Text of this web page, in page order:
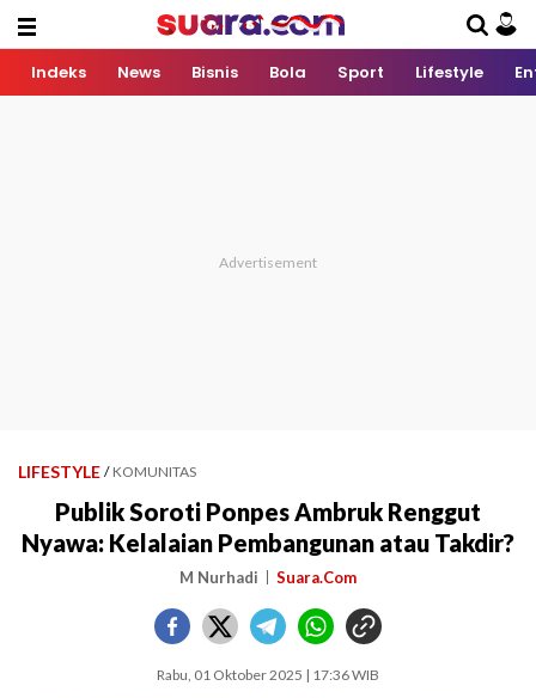
Indeks News Bisnis Bola Sport Lifestyle
LIFESTYLE / KOMUNITAS
Publik Soroti Ponpes Ambruk Renggut
Nyawa: Kelalaian Pembangunan atau Takdir?
M Nurhadi Suara.Com
Rabu, 01 Oktober 2025 | 17:36 WIB